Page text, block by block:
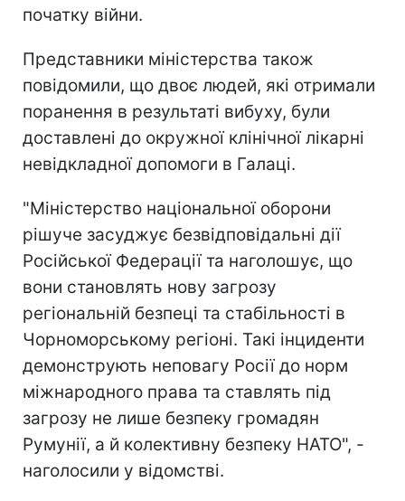
початку війни.
Представники міністерства також
повідомили, що двоє людей, які отримали
поранення в результаті вибуху, були
доставлені до окружної клінічної лікарні
невідкладної допомоги в Галаці.
"Міністерство національної оборони
рішуче засуджує безвідповідальні дії
Російської Федерації та наголошує, що
вони становлять нову загрозу
регіональній безпеці та стабільності в
Чорноморському регіоні. Такі інциденти
демонструють неповагу Росії до норм
міжнародного права та ставлять під
загрозу не лише безпеку громадян
Румунії, а й колективну безпеку НАТО", -
наголосили у відомстві.